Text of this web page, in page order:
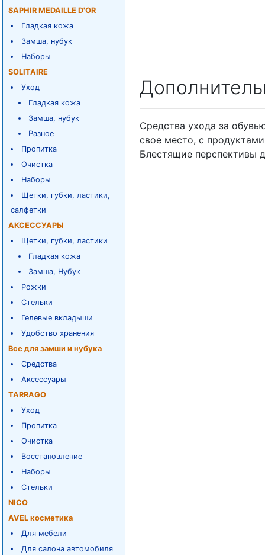
SAPHIR MEDAILLE D'OR
Гладкая кожа
Замша, нубук
Наборы
SOLITAIRE
Уход
Гладкая кожа
Замша, нубук
Разное
Пропитка
Очистка
Наборы
Щетки, губки, ластики,
салфетки
АКСЕССУАРЫ
Щетки, губки, ластики
Гладкая кожа
Замша, Нубук
Рожки
Стельки
Гелевые вкладыши
Удобство хранения
Все для замши и нубука
Средства
Аксессуары
TARRAGO
Уход
Пропитка
Очистка
Восстановление
Наборы
Стельки
NICO
AVEL косметика
Для мебели
Для салона автомобиля
Средства ухода за
свое место, с
Блестящие перспективы